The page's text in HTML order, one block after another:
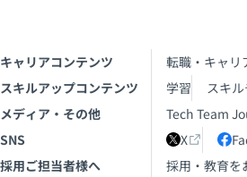
キャリアコンテンツ 転職・キャリ
スキルアップコンテンツ
学習 スキ
メディア・その他
Tech Team
SNS
X
採用ご担当者様へ
採用・教育を